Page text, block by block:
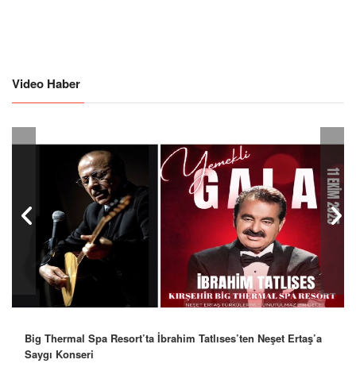
Video Haber
Big Thermal Spa Resort’ta İbrahim Tatlıses’ten Neşet Ertaş’a
Saygı Konseri